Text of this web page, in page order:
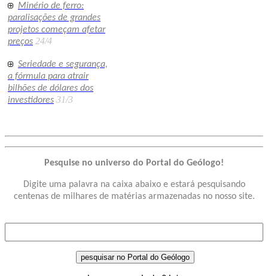
Minério de ferro:
paralisações de grandes
projetos começam afetar
preços 24/4
Seriedade e segurança,
a fórmula para atrair
bilhões de dólares dos
investidores 31/3
Pesquise no universo do Portal do Geólogo!
Digite uma palavra na caixa abaixo e estará pesquisando
centenas de milhares de matérias armazenadas no nosso site.